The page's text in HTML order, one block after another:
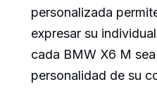
personalizada
expresar su
cada BMW X6 M
personalidad de su